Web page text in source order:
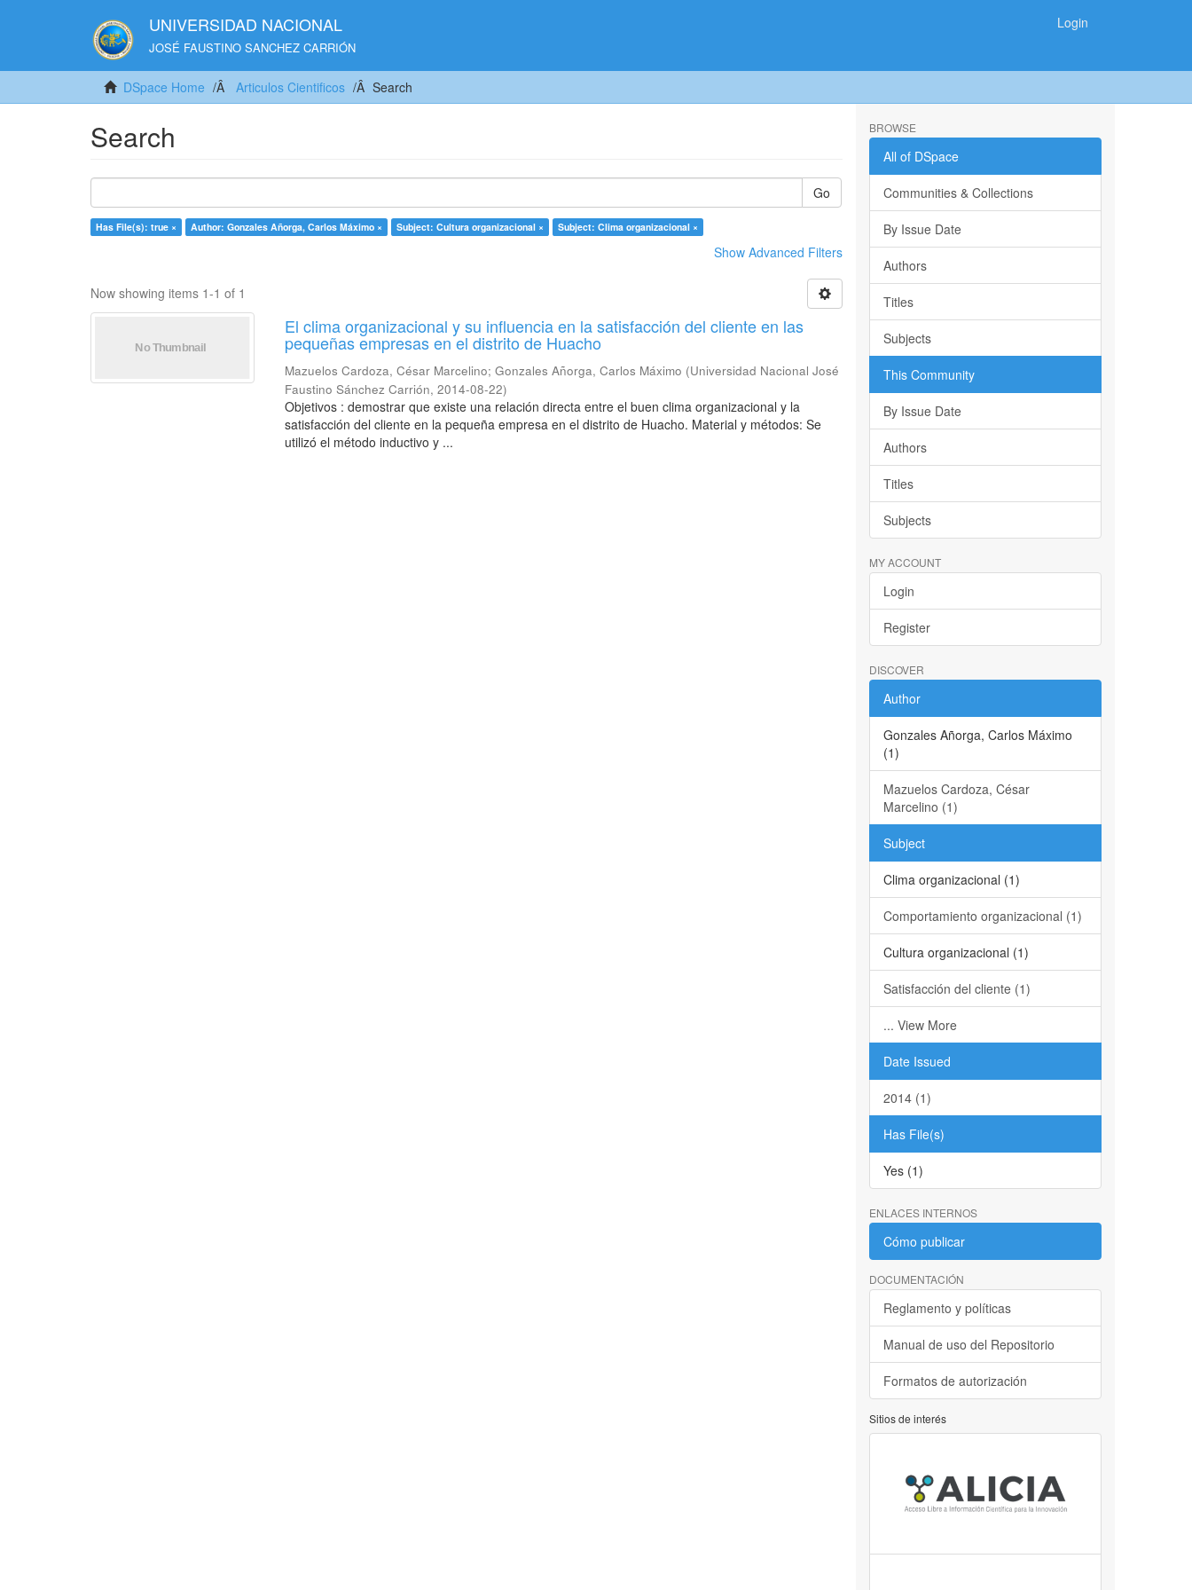
UNIVERSIDAD NACIONAL
JOSÉ FAUSTINO SANCHEZ CARRIÓN
Login
DSpace Home Articulos Cientificos Search
Search
Go
Has File(s): true × Author: Gonzales Añorga, Carlos Máximo × Subject: Cultura organizacional × Subject: Clima organizacional ×
Show Advanced Filters
Now showing items 1-1 of 1
El clima organizacional y su influencia en la satisfacción del cliente en las
pequeñas empresas en el distrito de Huacho
Mazuelos Cardoza, César Marcelino;Gonzales Añorga, Carlos Máximo (Universidad Nacional José
Faustino Sánchez Carrión,2014-08-22)
Objetivos : demostrar que existe una relación directa entre el buen clima organizacional y la
satisfacción del cliente en la pequeña empresa en el distrito de Huacho. Material y métodos: Se
utilizó el método inductivo y ...
BROWSE
All of DSpace
Communities & Collections
By Issue Date
Authors
Titles
Subjects
This Community
By Issue Date
Authors
Titles
Subjects
MY ACCOUNT
Login
Register
DISCOVER
Author
Gonzales Añorga, Carlos Máximo
(1)
Mazuelos Cardoza, César
Marcelino (1)
Subject
Clima organizacional (1)
Comportamiento organizacional (1)
Cultura organizacional (1)
Satisfacción del cliente (1)
... View More
Date Issued
2014 (1)
Has File(s)
Yes (1)
ENLACES INTERNOS
Cómo publicar
DOCUMENTACIÓN
Reglamento y políticas
Manual de uso del Repositorio
Formatos de autorización
Sitios de interés